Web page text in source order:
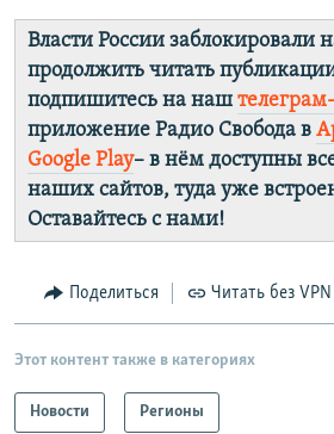
Власти России заблокировали
продолжить читать
подпишитесь на наш
приложение Радио Свобода в
Google Play– в нём доступны
наших сайтов, туда уже
Оставайтесь с нами!
Поделиться Читать без VPN
Этот контент также в категориях
Новости Регионы